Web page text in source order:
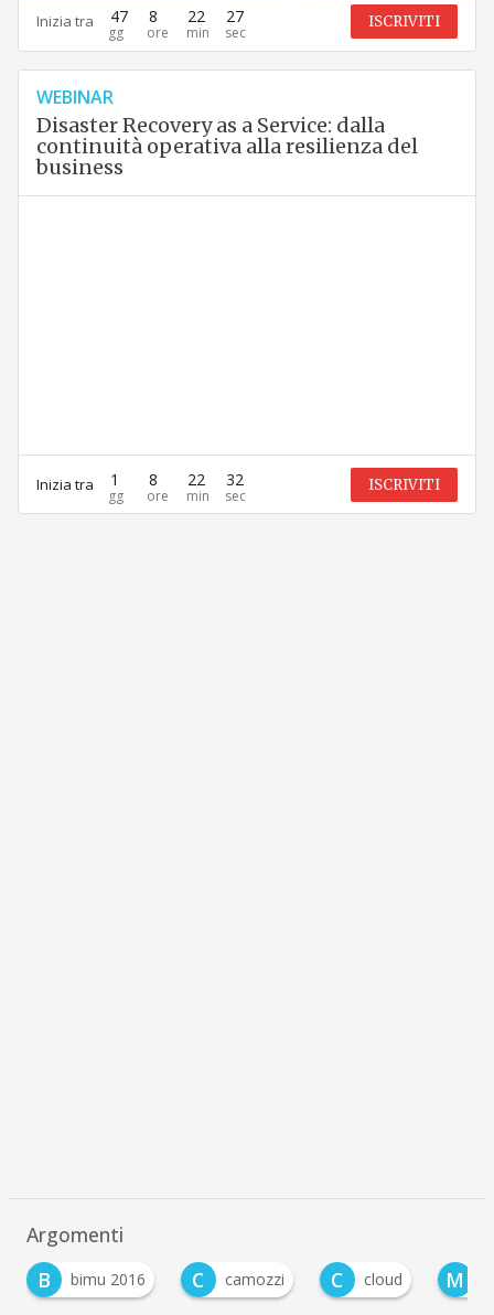
Inizia tra 47 8 22 26 ISCRIVITI
WEBINAR
Disaster Recovery as a Service: dalla
continuità operativa alla resilienza del
business
Inizia tra 1 8 22 32 ISCRIVITI
Argomenti
C
camozzi C cloud M manutenzione